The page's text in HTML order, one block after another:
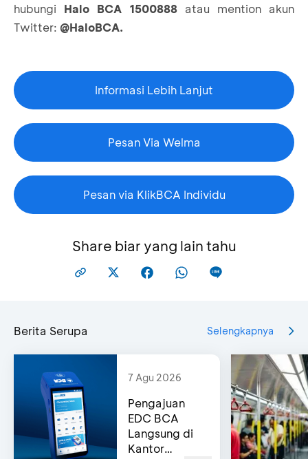
hubungi Halo BCA 1500888atau mention akun
Twitter: @HaloBCA.
Informasi Lebih Lanjut
Pesan Via Welma
Pesan via KlikBCA Individu
Share biar yang lain tahu
Berita Serupa Selengkapnya
7 Agu 2026
Pengajuan
EDC BCA
Langsung di
Kantor